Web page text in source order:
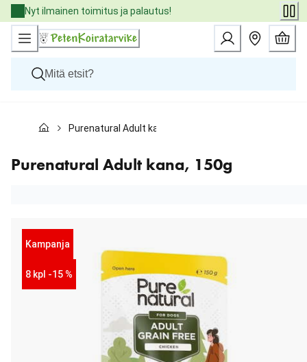
Skip
to
Content
Nyt ilmainen toimitus ja palautus!
Kissat
Eläinlääkäriruoat
Tuotemerkit
Purenatural Adult kana, 150g
Purenatural Adult kana, 150g
Kampanja
8 kpl -15 %